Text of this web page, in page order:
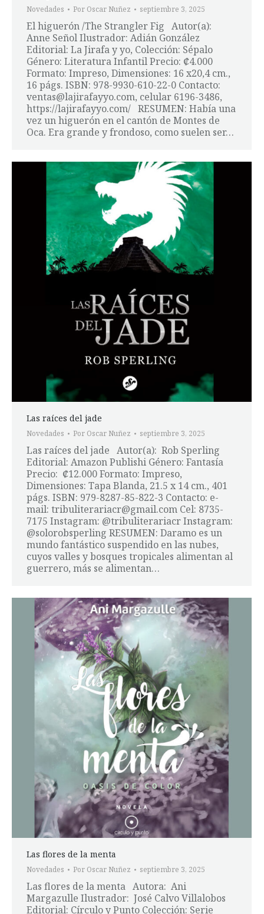
Novedades Por Oscar Nuñez septiembre 3, 2025
El higuerón /The Strangler Fig Autor(a):
Anne Señol Ilustrador: Adián González
Editorial: La Jirafa y yo, Colección: Sépalo
Género: Literatura Infantil Precio: ₡4.000
Formato: Impreso, Dimensiones: 16 x20,4 cm.,
16 págs. ISBN: 978-9930-610-22-0 Contacto:
ventas@lajirafayyo.com, celular 6196-3486,
https://lajirafayyo.com/ RESUMEN: Había una
vez un higuerón en el cantón de Montes de
Oca. Era grande y frondoso, como suelen ser…
Las raíces del jade
Novedades Por Oscar Nuñez septiembre 3, 2025
Las raíces del jade Autor(a): Rob Sperling
Editorial: Amazon Publishi Género: Fantasía
Precio: ₡12.000 Formato: Impreso,
Dimensiones: Tapa Blanda, 21.5 x 14 cm., 401
págs. ISBN: 979-8287-85-822-3 Contacto: e-
mail: tribuliterariacr@gmail.com Cel: 8735-
7175 Instagram: @tribuliterariacr Instagram:
@solorobsperling RESUMEN: Daramo es un
mundo fantástico suspendido en las nubes,
cuyos valles y bosques tropicales alimentan al
guerrero, más se alimentan…
Las flores de la menta
Novedades Por Oscar Nuñez septiembre 3, 2025
Las flores de la menta Autora: Ani
Margazulle Ilustrador: José Calvo Villalobos
Editorial: Círculo y Punto Colección: Serie